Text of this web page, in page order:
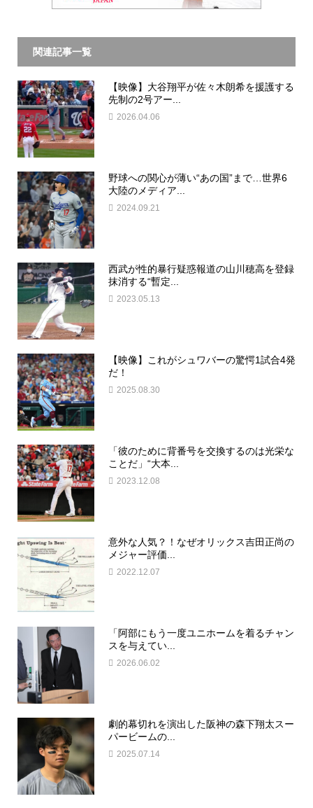
関連記事一覧
【映像】大谷翔平が佐々木朗希を援護する
先制の2号アー...
2026.04.06
野球への関心が薄い“あの国”まで…世界6
大陸のメディア...
2024.09.21
西武が性的暴行疑惑報道の山川穂高を登録
抹消する“暫定...
2023.05.13
【映像】これがシュワバーの驚愕1試合4発
だ！
2025.08.30
「彼のために背番号を交換するのは光栄な
ことだ」“大本...
2023.12.08
意外な人気？！なぜオリックス吉田正尚の
メジャー評価...
2022.12.07
「阿部にもう一度ユニホームを着るチャン
スを与えてい...
2026.06.02
劇的幕切れを演出した阪神の森下翔太スー
パービームの...
2025.07.14